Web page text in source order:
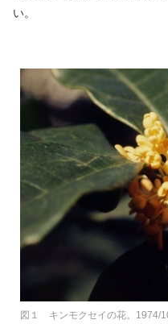
い。
図１ キンモクセイの花。1974/